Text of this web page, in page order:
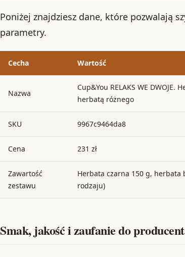
Poniżej znajdziesz dane, które pozwalają
parametry.
Cecha Wartość
Nazwa
Cup&You RELAKS WE
herbatą różnego
SKU 9967c9464da8
Cena 231 zł
Zawartość
zestawu
Herbata czarna 150 g, herbata
rodzaju)
Smak, jakość i zaufanie do